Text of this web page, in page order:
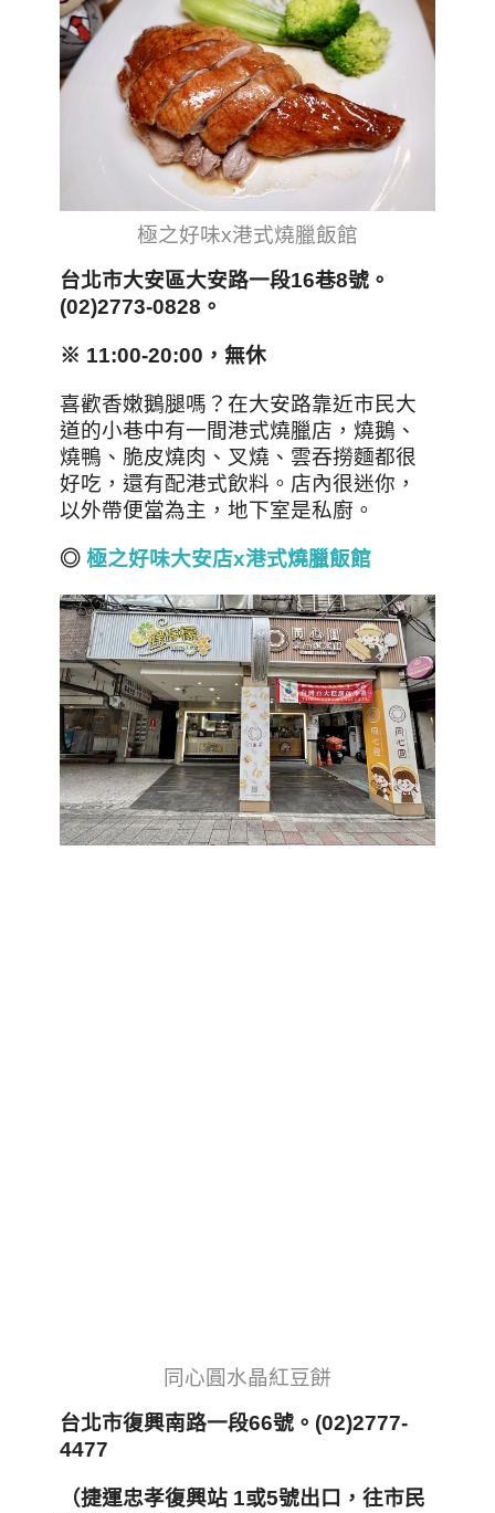
極之好味x港式燒臘飯館
台北市大安區大安路一段16巷8號。
(02)2773-0828。
※ 11:00-20:00，無休
喜歡香嫩鵝腿嗎？在大安路靠近市民大
道的小巷中有一間港式燒臘店，燒鵝、
燒鴨、脆皮燒肉、叉燒、雲吞撈麵都很
好吃，還有配港式飲料。店內很迷你，
以外帶便當為主，地下室是私廚。
◎ 極之好味大安店x港式燒臘飯館
同心圓水晶紅豆餅
台北市復興南路一段66號。(02)2777-
4477
（捷運忠孝復興站 1或5號出口，往市民